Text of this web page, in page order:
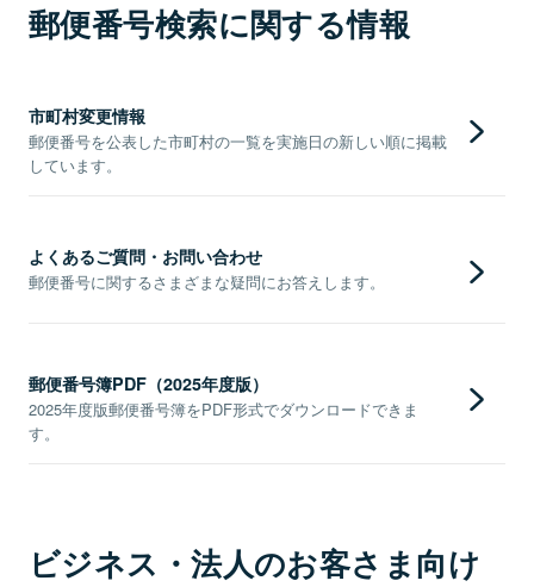
郵便番号検索に関する情報
市町村変更情報
郵便番号を公表した市町村の一覧を実施日の新しい順に掲載
しています。
よくあるご質問・お問い合わせ
郵便番号に関するさまざまな疑問にお答えします。
郵便番号簿PDF（2025年度版）
2025年度版郵便番号簿をPDF形式でダウンロードできま
す。
ビジネス・法人のお客さま向け